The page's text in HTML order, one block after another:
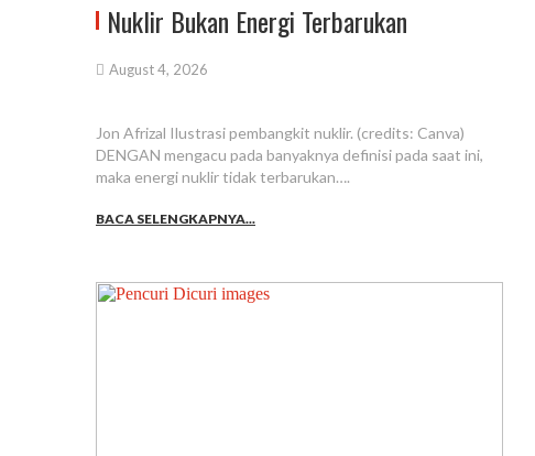
Nuklir Bukan Energi Terbarukan
August 4, 2026
Jon Afrizal Ilustrasi pembangkit nuklir. (credits: Canva)
DENGAN mengacu pada banyaknya definisi pada saat ini,
maka energi nuklir tidak terbarukan….
BACA SELENGKAPNYA...